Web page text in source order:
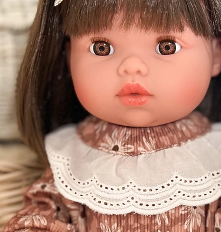
de confection de15 jours avant expédition.
repris, ni échangé.